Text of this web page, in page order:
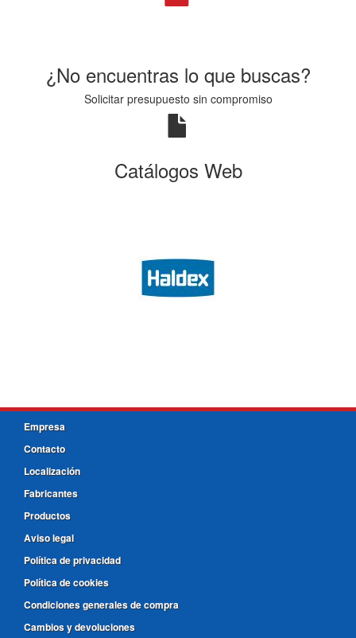
¿No encuentras lo que buscas?
Solicitar presupuesto sin compromiso
Catálogos Web
Empresa
Contacto
Localización
Fabricantes
Productos
Aviso legal
Política de privacidad
Política de cookies
Condiciones generales de compra
Cambios y devoluciones